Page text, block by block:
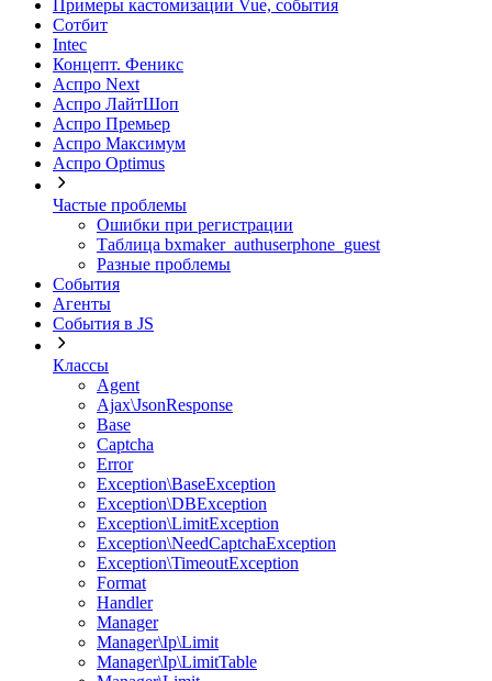
Примеры кастомизации Vue, события
Сотбит
Intec
Концепт. Феникс
Аспро Next
Аспро ЛайтШоп
Аспро Премьер
Аспро Максимум
Аспро Optimus
Частые проблемы
Ошибки при регистрации
Таблица bxmaker_authuserphone_guest
Разные проблемы
События
Агенты
События в JS
Классы
Agent
Ajax\JsonResponse
Base
Captcha
Error
Exception\BaseException
Exception\DBException
Exception\LimitException
Exception\NeedCaptchaException
Exception\TimeoutException
Format
Handler
Manager
Manager\Ip\Limit
Manager\Ip\LimitTable